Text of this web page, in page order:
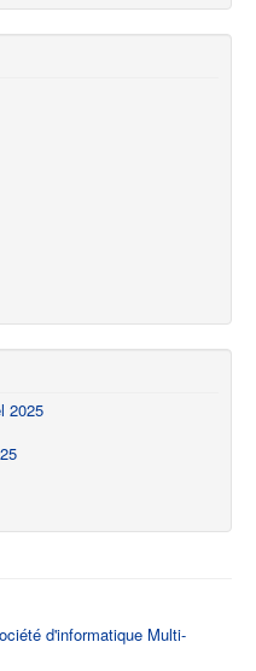
2025
d'informatique Multi-